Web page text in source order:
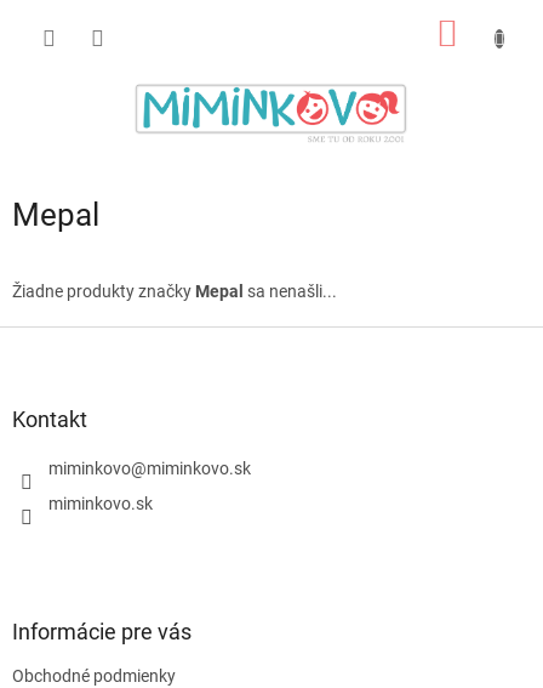
Mepal
Žiadne produkty značky Mepal sa nenašli...
Kontakt
miminkovo@miminkovo.sk
miminkovo.sk
Informácie pre vás
Obchodné podmienky